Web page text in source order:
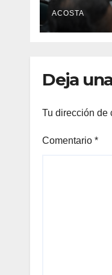
ACOSTA
Deja
Tu dirección de
Comentario *